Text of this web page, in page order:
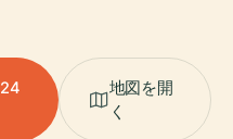
地図を開
く